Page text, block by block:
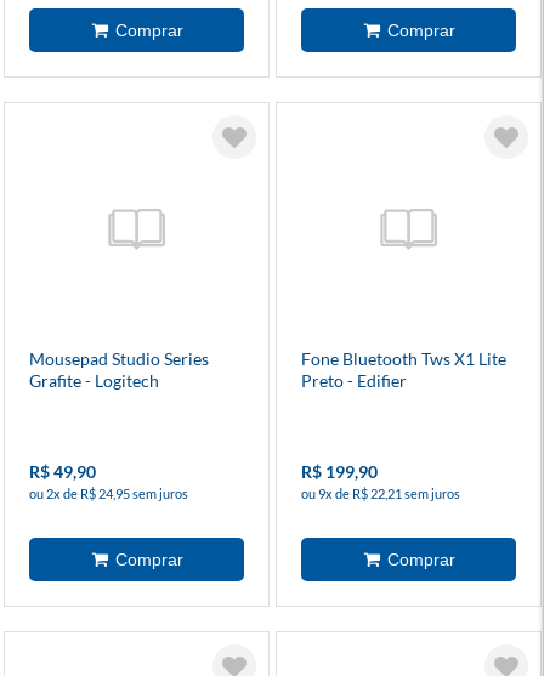
Mousepad Studio Series
Grafite - Logitech
R$ 49,90
ou 2x de R$ 24,95 sem juros
Fone Bluetooth Tws X1 Lite
Preto - Edifier
R$ 199,90
ou 9x de R$ 22,21 sem juros